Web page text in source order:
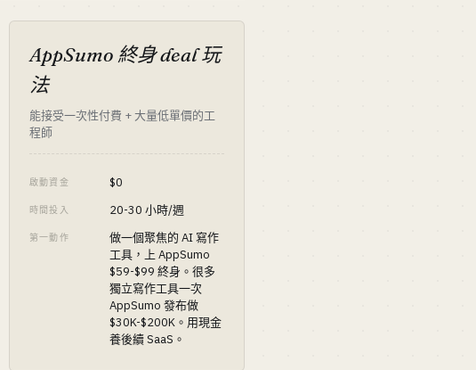
AppSumo 終身 deal 玩
法
能接受一次性付費 + 大量低單價的工
程師
啟動資金 $0
時間投入 20-30 小時/週
第一動作
做一個聚焦的 AI 寫作
工具，上 AppSumo
$59-$99 終身。很多
獨立寫作工具一次
AppSumo 發布做
$30K-$200K。用現金
養後續 SaaS。